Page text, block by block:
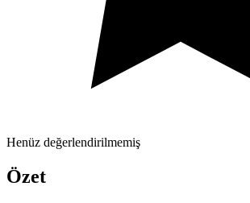
Henüz değerlendirilmemiş
Özet